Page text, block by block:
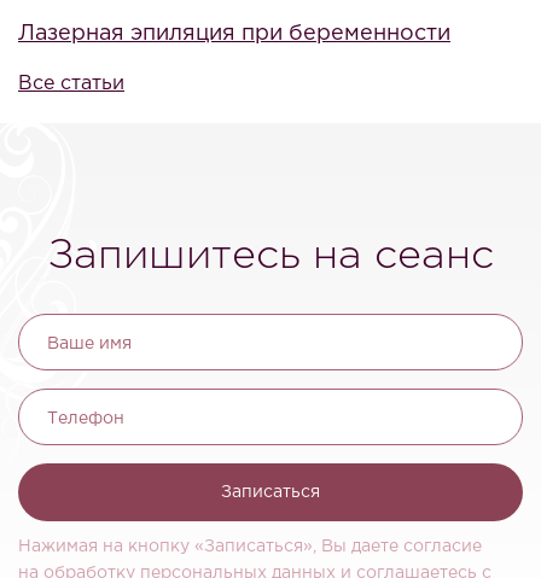
Лазерная эпиляция при беременности
Все статьи
Запишитесь на сеанс
Ваше имя
Телефон
Записаться
Нажимая на кнопку «Записаться», Вы даете согласие
на обработку персональных данных и соглашаетесь c